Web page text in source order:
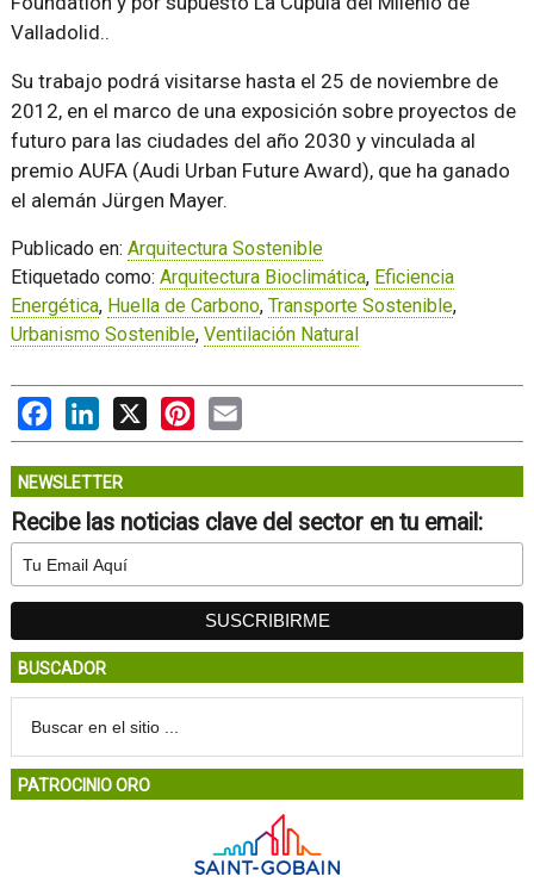
Valladolid..
Su trabajo podrá visitarse hasta el 25 de noviembre de
2012, en el marco de una exposición sobre proyectos de
futuro para las ciudades del año 2030 y vinculada al
premio AUFA (Audi Urban Future Award), que ha ganado
el alemán Jürgen Mayer.
Publicado en: Arquitectura Sostenible
Etiquetado como: Arquitectura Bioclimática, Eficiencia
Energética, Huella de Carbono, Transporte Sostenible,
Urbanismo Sostenible, Ventilación Natural
FacebookLinkedIn
X PinterestEmail
NEWSLETTER
Recibe las noticias clave del sector en tu email:
BUSCADOR
PATROCINIO ORO